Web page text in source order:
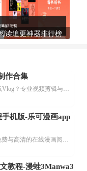
读追更神器排行榜
作合集
想制作出专业级的短视频或Vlog？专业视频剪辑与特效制作大全专题为你提供了从剪辑、抠像到特效包装的全套解决方案。无论是添加炫酷的片头、进行精准的视频抠图，还是制...
机版-乐可漫画app
乐可漫画APP，堪称主打免费与高清的在线漫画阅读神器。其官方版提供海量完整版漫画资源，无论是国内漫画，还是日漫、韩漫、台漫、美漫等国外漫画，应有尽有，随时供你阅读。只需轻点一下，便能直接进入阅读界面。不仅如此，乐可漫画最新版本更新速度极快，在这里，你总能抢先看到全网一手漫画章节内容！...
教程-漫蛙3Manwa3